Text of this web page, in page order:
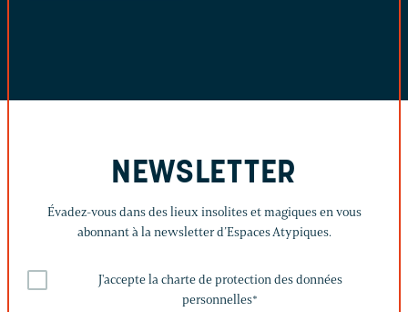
NEWSLETTER
Évadez-vous dans des lieux insolites et magiques en vous
abonnant à la newsletter d’Espaces Atypiques.
J'accepte la charte de protection des données
personnelles*